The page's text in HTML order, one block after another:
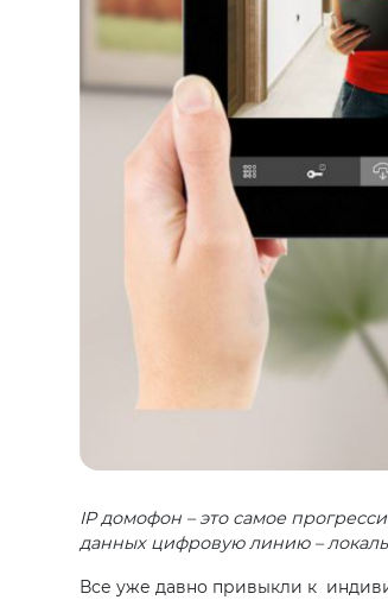
IP домофон – это самое
данных цифровую линию –
Все уже давно привыкли к